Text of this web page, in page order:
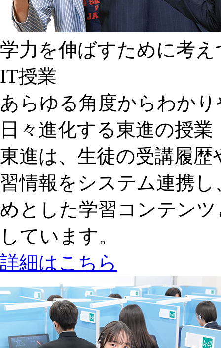
学力を伸ばすために考
IT授業
あらゆる角度からわか
日々進化する東進の授業
東進は、生徒の受講履
習情報をシステム連携
めとした学習コンテン
しています。
詳細はこちら